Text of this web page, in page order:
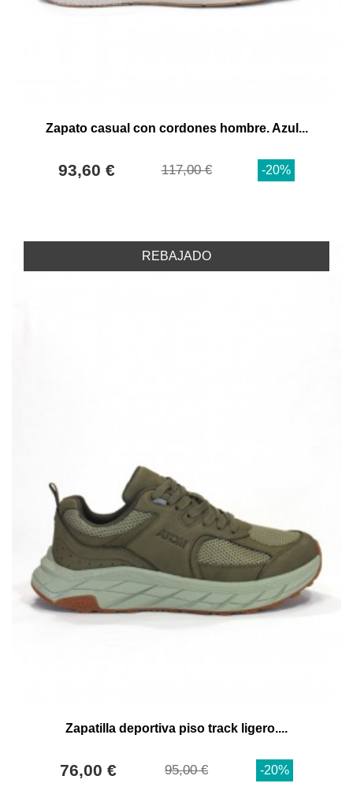
Zapato casual con cordones hombre. Azul...
93,60 € 117,00 € -20%
REBAJADO
Zapatilla deportiva piso track ligero....
76,00 € 95,00 € -20%